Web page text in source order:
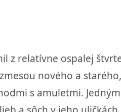
z relatívne ospalej
nového a
s amuletmi.